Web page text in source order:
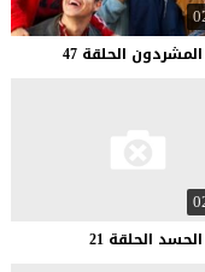
المشردون الحلقة 47
الحسد الحلقة 21